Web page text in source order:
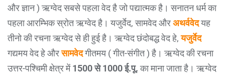
और ज्ञान ) ऋग्वेद सबसे पहला वेद है जो पद्यात्मक है। सनातन धर्म का
पहला आरम्भिक स्रोत ऋग्वेद है। यजुर्वेद, सामवेद औरअथर्ववेदयह
तीनो की रचना ऋग्वेद से ही हुई है। ऋग्वेद छंदोबद्ध वेद हे,यजुर्वेद
गद्यमय वेद हे औरसामवेदगीतमय ( गीत-संगीत ) है। ऋग्वेद की रचना
उत्तर-पश्चिमी क्षेत्र में1500 से 1000 ई.पू.का माना जाता है। ऋग्वेद